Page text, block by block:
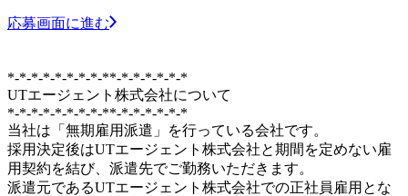
応募画面に進む
*-*-*-*-*-*-*-*-**-*-*-*-*-*-*
UTエージェント株式会社について
*-*-*-*-*-*-*-*-**-*-*-*-*-*-*
当社は「無期雇用派遣」を行っている会社です。
採用決定後はUTエージェント株式会社と期間を定めない雇
用契約を結び、派遣先でご勤務いただきます。
派遣元であるUTエージェント株式会社での正社員雇用とな